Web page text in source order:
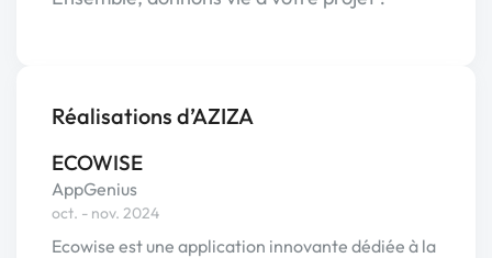
Réalisations d’AZIZA
ECOWISE
AppGenius
oct. - nov. 2024
Ecowise est une application innovante dédiée à la